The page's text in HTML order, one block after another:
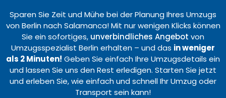
Sparen Sie Zeit und Mühe bei der Planung Ihres Umzugs
von Berlin nach Salamanca! Mit nur wenigen Klicks können
Sie ein sofortiges, unverbindliches Angebot von
Umzugsspezialist Berlin erhalten – und das in weniger
als 2 Minuten! Geben Sie einfach Ihre Umzugsdetails ein
und lassen Sie uns den Rest erledigen. Starten Sie jetzt
und erleben Sie, wie einfach und schnell Ihr Umzug oder
Transport sein kann!